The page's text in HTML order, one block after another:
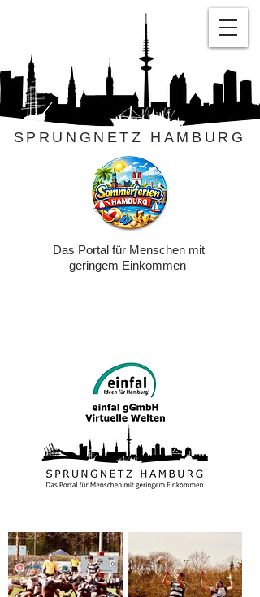
SPRUNGNETZ HAMBURG
Das Portal für Menschen mit
geringem Einkommen